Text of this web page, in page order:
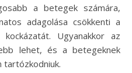
a betegek számára,
adagolása csökkenti a
Ugyanakkor az
lehet, és a betegeknek
tartózkodniuk.